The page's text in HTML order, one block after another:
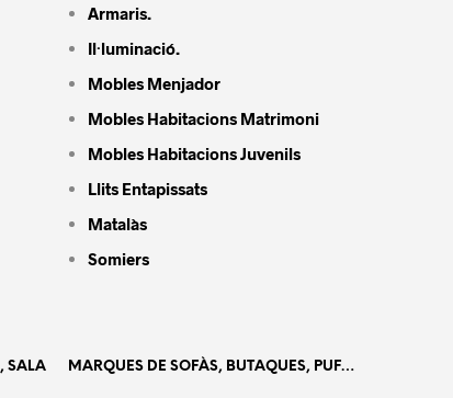
Armaris.
Il·luminació.
Mobles Menjador
Mobles Habitacions Matrimoni
Mobles Habitacions Juvenils
Llits Entapissats
Matalàs
Somiers
SALA
MARQUES DE SOFÀS, BUTAQUES, PUF…